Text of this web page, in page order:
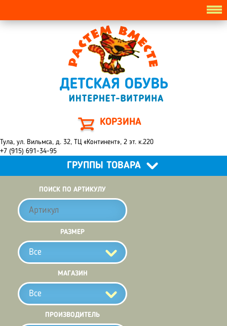
КОРЗИНА
Тула, ул. Вильмса, д. 32, ТЦ «Континент», 2 эт. к.220
+7 (915) 691-34-95
ГРУППЫ ТОВАРА
ПОИСК ПО АРТИКУЛУ
РАЗМЕР
Все
МАГАЗИН
Все
ПРОИЗВОДИТЕЛЬ